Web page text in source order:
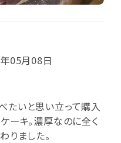
05月08日
たいと思い立って購入
ーキ。濃厚なのに全く
りました。